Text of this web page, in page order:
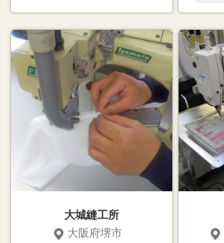
大城縫工所
大阪府堺市